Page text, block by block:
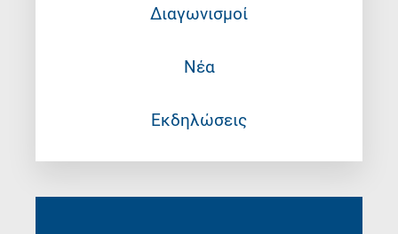
Διαγωνισμοί
Νέα
Εκδηλώσεις